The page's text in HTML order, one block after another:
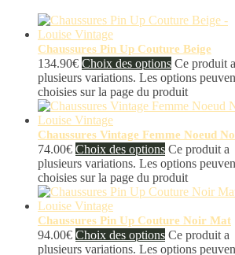
Chaussures Pin Up Couture Beige
134.90€ Choix des options Ce produit a
plusieurs variations. Les options
choisies sur la page du produit
Chaussures Vintage Femme Noeud
74.00€ Choix des options Ce produit a
plusieurs variations. Les options
choisies sur la page du produit
Chaussures Pin Up Couture Noir Mat
94.00€ Choix des options Ce produit a
plusieurs variations. Les options